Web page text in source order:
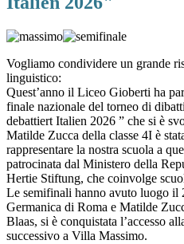
Vogliamo condividere un grande
linguistico:
Quest’anno il Liceo Gioberti ha
finale nazionale del torneo di
debattiert Italien 2026 ” che si è
Matilde Zucca della classe 4I è
rappresentare la nostra scuola a
patrocinata dal Ministero della
Hertie Stiftung, che coinvolge
Le semifinali hanno avuto luogo il
Germanica di Roma e Matilde
Blaas, si è conquistata l’accesso
successivo a Villa Massimo.